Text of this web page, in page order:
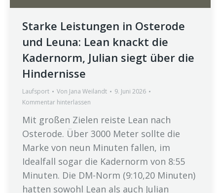
Starke Leistungen in Osterode
und Leuna: Lean knackt die
Kadernorm, Julian siegt über die
Hindernisse
Laufsport Von Jana Weilandt
9. Juni 2026
Kommentar hinterlassen
Mit großen Zielen reiste Lean nach
Osterode. Über 3000 Meter sollte die
Marke von neun Minuten fallen, im
Idealfall sogar die Kadernorm von 8:55
Minuten. Die DM-Norm (9:10,20 Minuten)
hatten sowohl Lean als auch Julian